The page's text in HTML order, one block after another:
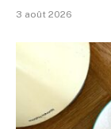
3 août 2026